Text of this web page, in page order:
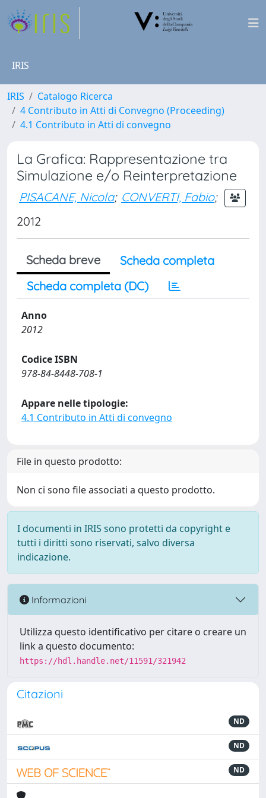
IRIS
IRIS
Catalogo Ricerca
4 Contributo in Atti di Convegno (Proceeding)
4.1 Contributo in Atti di convegno
La Grafica: Rappresentazione tra
Simulazione e/o Reinterpretazione
PISACANE, Nicola; CONVERTI, Fabio;
2012
Scheda breve
Scheda completa
Scheda completa (DC)
Anno
2012
Codice ISBN
978-84-8448-708-1
Appare nelle tipologie:
4.1 Contributo in Atti di convegno
File in questo prodotto:
Non ci sono file associati a questo prodotto.
I documenti in IRIS sono protetti da copyright e
tutti i diritti sono riservati, salvo diversa
indicazione.
Informazioni
Utilizza questo identificativo per citare o creare un
link a questo documento:
https://hdl.handle.net/11591/321942
Citazioni
ND
ND
ND